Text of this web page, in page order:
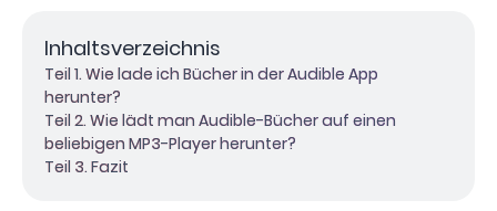
Inhaltsverzeichnis
Teil 1. Wie lade ich Bücher in der Audible App
herunter?
Teil 2. Wie lädt man Audible-Bücher auf einen
beliebigen MP3-Player herunter?
Teil 3. Fazit